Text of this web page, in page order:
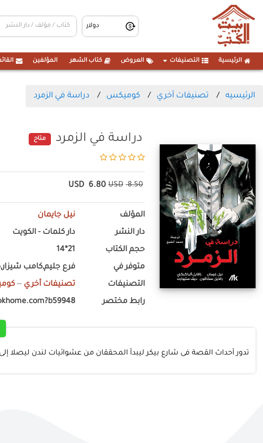
الرئيسية التصنيفات العروض كتاب الشهر المؤلفين
الرئيسيه تصنيفات أخري كوميكس دراسة في الزمرد
دراسة في الزمرد متاح
8.50
USD
6.80
USD
المؤلف نيل جايمان
دار النشر دار كلمات - الكويت
حجم الكتاب 21*14
متوفر في فرع جليم,كامب
التصنيفات تصنيفات أخري --
رابط مختصر
تدور أحداث القصة فى شارع بيكر ليبدأ المحققان من عشوائيات لندن